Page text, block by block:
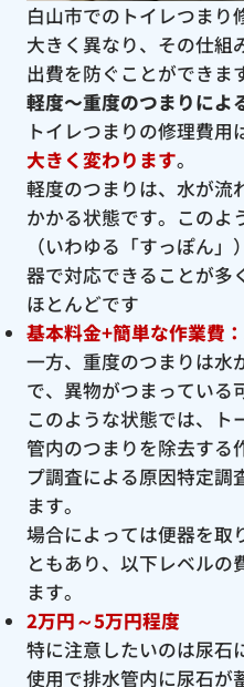
白山市でのトイレつまり
大きく異なり、その仕組
出費を防ぐことができま
軽度〜重度のつまりによ
トイレつまりの修理費用
大きく変わります。
軽度のつまりは、水が流
かかる状態です。このよ
（いわゆる「すっぽん
器で対応できることが多
ほとんどです
基本料金+簡単な作業費
一方、重度のつまりは水
で、異物がつまっている
このような状態では、ト
管内のつまりを除去する
プ調査による原因特定調
ます。
場合によっては便器を取
ともあり、以下レベルの
ます。
2万円～5万円程度
特に注意したいのは尿石
使用で排水管内に尿石が